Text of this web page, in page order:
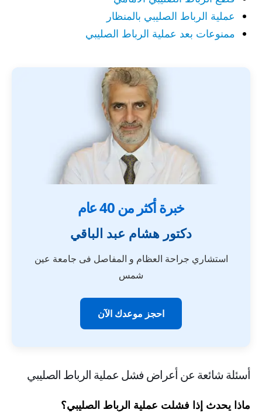
عملية الرباط الصليبي بالمنظار
ممنوعات بعد عملية الرباط الصليبي
خبرة أكثر من 40 عام
دكتور هشام عبد الباقي
استشاري جراحة العظام و المفاصل فى جامعة عين
شمس
احجز موعدك الآن
أسئلة شائعة عن أعراض فشل عملية الرباط الصليبي
ماذا يحدث إذا فشلت عملية الرباط الصليبي؟